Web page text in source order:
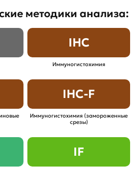
методики анализа:
IHC
Иммуногистохимия
IHC-F
Иммуногистохимия (замороженные
срезы)
IF